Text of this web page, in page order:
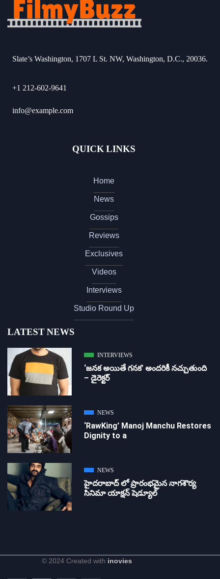
Slate’s Washington, 1707 L St. NW, Washington, D.C., 20036.
+1 212-602-9641
info@example.com
QUICK LINKS
Home
News
Gossips
Reviews
Exclusives
Videos
Interviews
Studio Round Up
LATEST NEWS
INTERVIEWS
‘జ‌న‌క అయితే గ‌న‌క‌’ అందరికీ నచ్చుతుంది
– డైరెక్ట‌ర్
NEWS
‘RawKing’ Manoj Manchu Restores
Dignity to a
NEWS
హైదరాబాద్ లో ప్రారంభమైన నాగశౌర్య
సినిమా యాక్షన్ షెడ్యూల్
© 2024 Created with inovies